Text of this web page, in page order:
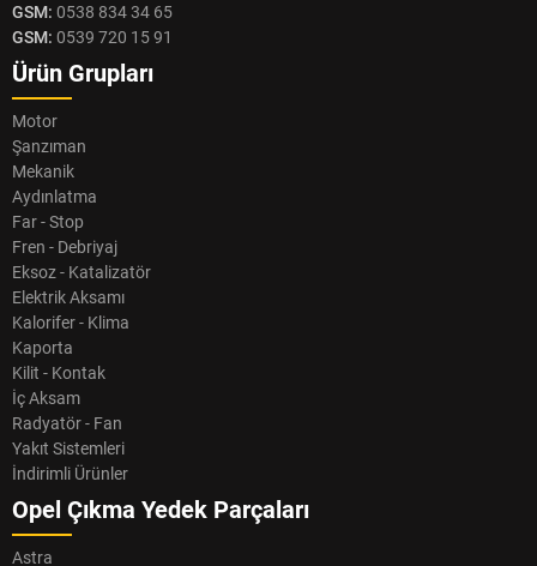
GSM: 0538 834 34 65
GSM: 0539 720 15 91
Ürün Grupları
Motor
Şanzıman
Mekanik
Aydınlatma
Far - Stop
Fren - Debriyaj
Eksoz - Katalizatör
Elektrik Aksamı
Kalorifer - Klima
Kaporta
Kilit - Kontak
İç Aksam
Radyatör - Fan
Yakıt Sistemleri
İndirimli Ürünler
Opel Çıkma Yedek Parçaları
Astra